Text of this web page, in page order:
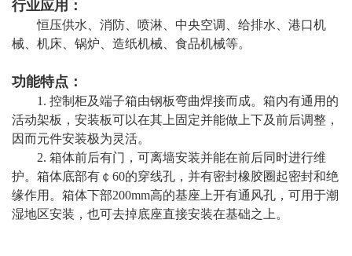
行业应用：
恒压供水、消防、喷淋、中央空调、给排水、港口机
械、机床、锅炉、造纸机械、食品机械等。
功能特点：
1. 控制柜及端子箱由钢板弯曲焊接而成。箱内有通用的
活动架板，安装板可以在其上固定并能做上下及前后调整，
因而元件安装极为灵活。
2. 箱体前后有门，可离墙安装并能在前后同时进行维
护。箱体底部有￠60的穿线孔，并有密封橡胶圈起密封和绝
缘作用。箱体下部200mm高的基座上开有通风孔，可用于潮
湿地区安装，也可去掉底座直接安装在基础之上。